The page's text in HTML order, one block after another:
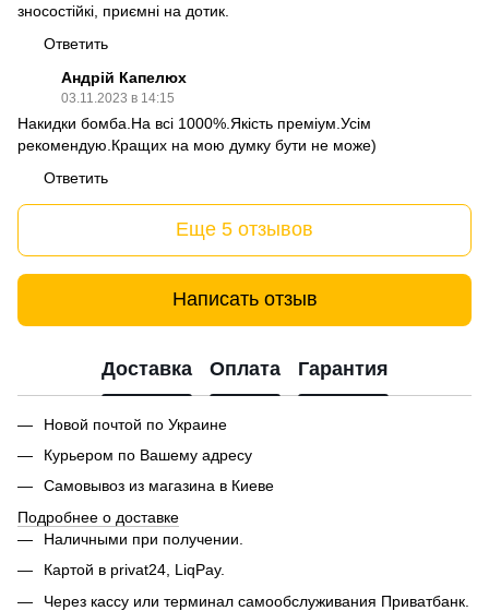
зносостійкі, приємні на дотик.
Ответить
Андрій Капелюх
03.11.2023 в 14:15
Накидки бомба.На всі 1000%.Якість преміум.Усім
рекомендую.Кращих на мою думку бути не може)
Ответить
Еще 5 отзывов
Написать отзыв
Доставка Оплата Гарантия
Новой почтой по Украине
Курьером по Вашему адресу
Самовывоз из магазина в Киеве
Подробнее о доставке
Наличными при получении.
Картой в privat24, LiqPay.
Через кассу или терминал самообслуживания Приватбанк.